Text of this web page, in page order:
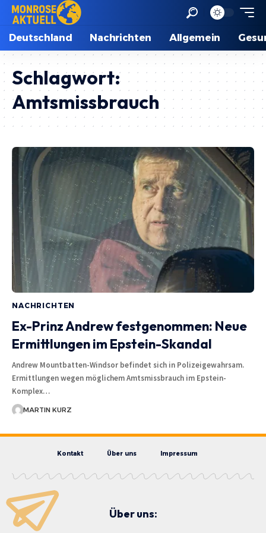
Deutschland Nachrichten Allgemein
Schlagwort:
Amtsmissbrauch
NACHRICHTEN
Ex-Prinz Andrew festgenommen: Neue
Ermittlungen im Epstein-Skandal
Andrew Mountbatten-Windsor befindet sich in Polizeigewahrsam.
Ermittlungen wegen möglichem Amtsmissbrauch im Epstein-
Komplex…
MARTIN KURZ
Kontakt Über uns Impressum
Über uns: